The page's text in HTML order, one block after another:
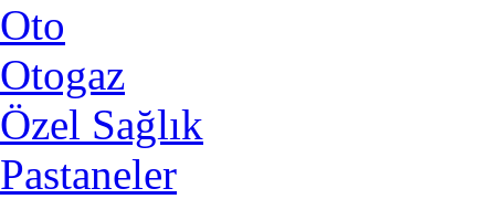
Oto
Otogaz
Özel Sağlık
Pastaneler